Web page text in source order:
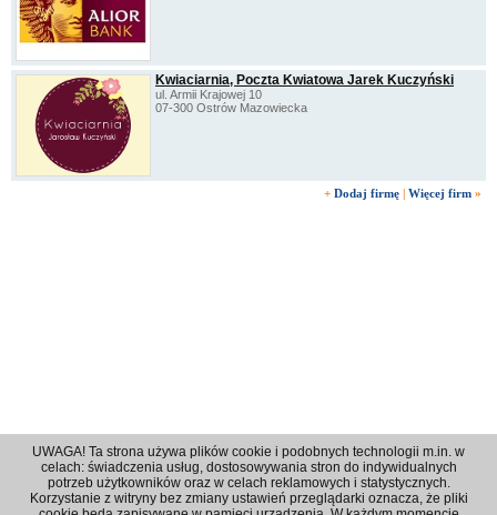
Kwiaciarnia, Poczta Kwiatowa Jarek Kuczyński
ul. Armii Krajowej 10
07-300 Ostrów Mazowiecka
+ Dodaj firmę | Więcej firm »
Regulamin|Polityka prywatności|Reklama|Kontakt
UWAGA! Ta strona używa plików cookie i podobnych technologii m.in. w
celach: świadczenia usług, dostosowywania stron do indywidualnych
potrzeb użytkowników oraz w celach reklamowych i statystycznych.
Korzystanie z witryny bez zmiany ustawień przeglądarki oznacza, że pliki